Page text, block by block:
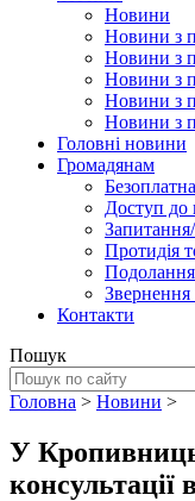
Новини
Новини з
Новини з
Новини з
Новини з
Новини з
Головні новини
Громадянам
Доступ до
Запитання/
Протидія
Подолання
Звернення
Контакти
Пошук
Головна > Новини >
У
консультації